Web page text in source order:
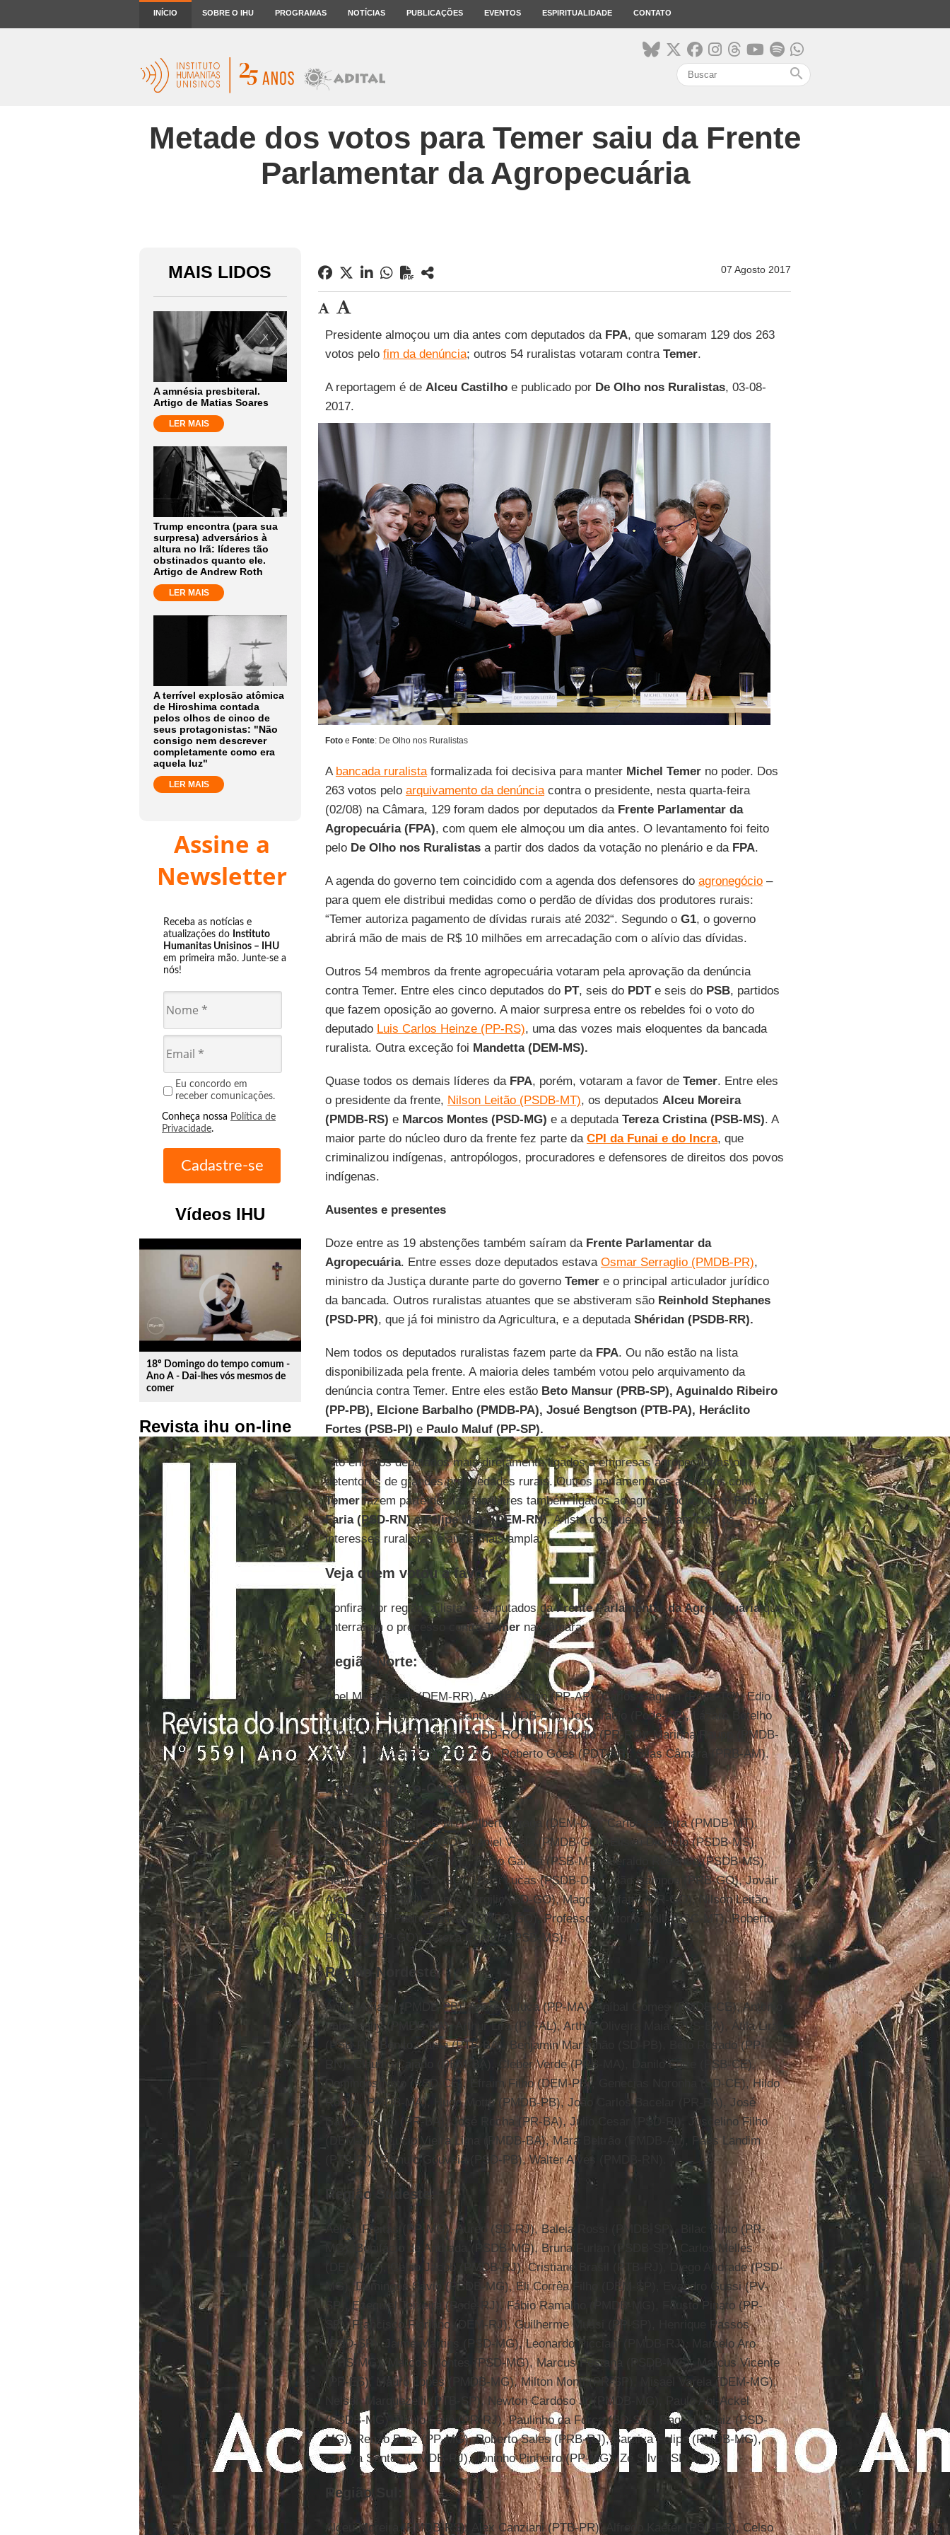
INÍCIO SOBRE O IHU PROGRAMAS NOTÍCIAS PUBLICAÇÕES EVENTOS ESPIRITUALIDADE CONTATO
search
Metade dos votos para Temer saiu da Frente
Parlamentar da Agropecuária
MAIS LIDOS
A amnésia presbiteral.
Artigo de Matias Soares
LER MAIS
Trump encontra (para sua
surpresa) adversários à
altura no Irã: líderes tão
obstinados quanto ele.
Artigo de Andrew Roth
LER MAIS
A terrível explosão atômica
de Hiroshima contada
pelos olhos de cinco de
seus protagonistas: "Não
consigo nem descrever
completamente como era
aquela luz"
LER MAIS
Assine a
Newsletter
Receba as notícias e
atualizações do Instituto
Humanitas Unisinos – IHU
em primeira mão. Junte-se a
nós!
Eu concordo em
receber comunicações.
Conheça nossa Política de
Privacidade.
Vídeos IHU
play_circle_outline
18º Domingo do tempo comum -
Ano A - Dai-lhes vós mesmos de
comer
Revista ihu on-line
07 Agosto 2017
Presidente almoçou um dia antes com deputados da FPA, que somaram 129 dos 263
votos pelo fim da denúncia; outros 54 ruralistas votaram contra Temer.
A reportagem é de Alceu Castilhoe publicado por De Olho nos Ruralistas, 03-08-
2017.
Fotoe Fonte: De Olho nos Ruralistas
A bancada ruralistaformalizada foi decisiva para manter Michel Temerno poder. Dos
263 votos pelo arquivamento da denúnciacontra o presidente, nesta quarta-feira
(02/08) na Câmara, 129 foram dados por deputados da Frente Parlamentar da
Agropecuária (FPA), com quem ele almoçou um dia antes. O levantamento foi feito
pelo De Olho nos Ruralistasa partir dos dados da votação no plenário e da FPA.
A agenda do governo tem coincidido com a agenda dos defensores do agronegócio–
para quem ele distribui medidas como o perdão de dívidas dos produtores rurais:
“Temer autoriza pagamento de dívidas rurais até 2032“. Segundo o G1, o governo
abrirá mão de mais de R$ 10 milhões em arrecadação com o alívio das dívidas.
Outros 54 membros da frente agropecuária votaram pela aprovação da denúncia
contra Temer. Entre eles cinco deputados do PT, seis do PDTe seis do PSB, partidos
que fazem oposição ao governo. A maior surpresa entre os rebeldes foi o voto do
deputado Luis Carlos Heinze (PP-RS), uma das vozes mais eloquentes da bancada
ruralista. Outra exceção foi Mandetta (DEM-MS).
Quase todos os demais líderes da FPA, porém, votaram a favor de Temer. Entre eles
o presidente da frente, Nilson Leitão (PSDB-MT), os deputados Alceu Moreira
(PMDB-RS) e Marcos Montes (PSD-MG) e a deputada Tereza Cristina (PSB-MS). A
maior parte do núcleo duro da frente fez parte da CPI da Funai e do Incra, que
criminalizou indígenas, antropólogos, procuradores e defensores de direitos dos povos
indígenas.
Ausentes e presentes
Doze entre as 19 abstenções também saíram da Frente Parlamentar da
Agropecuária. Entre esses doze deputados estava Osmar Serraglio (PMDB-PR),
ministro da Justiça durante parte do governo Temere o principal articulador jurídico
da bancada. Outros ruralistas atuantes que se abstiveram são Reinhold Stephanes
(PSD-PR), que já foi ministro da Agricultura, e a deputada Shéridan (PSDB-RR).
Nem todos os deputados ruralistas fazem parte da FPA. Ou não estão na lista
disponibilizada pela frente. A maioria deles também votou pelo arquivamento da
denúncia contra Temer. Entre eles estão Beto Mansur (PRB-SP), Aguinaldo Ribeiro
(PP-PB), Elcione Barbalho (PMDB-PA), Josué Bengtson (PTB-PA), Heráclito
Fortes (PSB-PI) e Paulo Maluf (PP-SP).
Isto entre os deputados mais diretamente ligados a empresas agropecuárias ou
detentores de grandes propriedades rurais. Outros parlamentares alinhados com
Temerfazem parte de clãs familiares também ligados ao agronegócio, comoFábio
Faria (PSD-RN)eFelipe Maia (DEM-RN). A lista dos que se alinham com os
interesses ruralistas é ainda mais ampla.
Veja quem votou a favor
Confira, por região, a lista de deputados daFrente Parlamentar da Agropecuáriaque
enterraram o processo contraTemerna Câmara:
Região Norte:
Abel Mesquita Jr (DEM-RR), André Abdon (PP-AP), Carlos Gaguim (Pode-TO), Edio
Lopes (PR-RR), Jéssica Santos (PMDB-AC), Josi Araújo (Pode-AP), Lázaro Botelho
(PP-TO), Lucio Mosquini (PMDB-RO), Luiz Cláudio (PR-RO), Marinha Raupp (PMDB-
RO), Nilton Capixaba (PTB-RO), Roberto Góes (PDT-AP), Silas Câmara (PRB-AM).
Região Centro-Oeste:
Adilton Sachetti (PSB-MT), Alberto Fraga (DEM-DF), Carlos Bezerra (PMDB-MT),
Célio Silveira (PSDB-GO), Daniel Vilela (PMDB-GO), Eliseu Dionizio (PSDB-MS),
Ezequiel Fonseca (PP-MT), Fabio Garcia (PSB-MT), Geraldo Resende (PSDB-MS),
Heuler Cruvinel (PSD-GO), Izalci Lucas (PSDB-DF), João Campos (PRB-GO), Jovair
Arantes (PTB-GO), Lucas Vergilio (SD-GO), Magda Mofatto (PR-GO), Nilson Leitão
(PSDB-MT), Pedro Chaves (PMDB-GO), Professor Victorio Galli (PSC-MT), Roberto
Balestra (PP-GO), Tereza Cristina (PSB-MS).
Região Nordeste:
André Amaral (PMDB-PB), André Fufuca (PP-MA), Aníbal Gomes (PMDB-CE), Antonio
Imbassahy (PMDB-BA), Arthur Lira (PP-AL), Arthur Oliveira Maia (PPS-BA), Átila Lira
(PSB-PI), Benito Gama (PTB-BA), Benjamin Maranhão (SD-PB), Beto Rosado (PP-
RN), Claudio Cajado (DEM-BA), Cleber Verde (PRB-MA), Danilo Forte (PSB-CE),
Domingos Neto (PSD-CE), Efraim Filho (DEM-PB), Genecias Noronha (SD-CE), Hildo
Rocha (PMDB-MA), Hugo Motta (PMDB-PB), João Carlos Bacelar (PR-BA), José
Carlos Araújo (PR-BA), José Rocha (PR-BA), Julio Cesar (PSD-PI), Juscelino Filho
(DEM-MA), Lucio Vieira Lima (PMDB-BA), Mara Beltrão (PMDB-AL), Paes Landim
(PTB-PI), Rômulo Gouveia (PSD-PB), Walter Alves (PMDB-RN).
Região Sudeste:
Aelton Freitas (PP-MG), Aureo (SD-RJ), Baleia Rossi (PMDB-SP), Bilac Pinto (PR-
MG), Bonifácio de Andrada (PSDB-MG), Bruna Furlan (PSDB-SP), Carlos Melles
(DEM-MG), Celso Jacob (PMDB-RJ), Cristiane Brasil (PTB-RJ), Diego Andrade (PSD-
MG), Domingos Sávio (PSDB-MG), Eli Corrêa Filho (DEM-SP), Evandro Gussi (PV-
SP), Ezequiel Teixeira (Pode-RJ), Fábio Ramalho (PMDB-MG), Fausto Pinato (PP-
SP), Francisco Floriano (DEM-RJ), Guilherme Mussi (PP-SP), Henrique Passos
(PSD-SP), Jaime Martins (PSD-MG), Leonardo Picciani (PMDB-RJ), Marcelo Aro
(PHS-MG), Marcos Montes (PSD-MG), Marcus Pestana (PSDB-MG), Marcus Vicente
(PP-ES), Mauro Lopes (PMDB-MG), Milton Monti (PR-SP), Misael Varela (DEM-MG),
Nelson Marquezelli (PTB-SP), Newton Cardoso Jr (PMDB-MG), Paulo Abi-Ackel
(PSDB-MG), Paulo Feijó (PR-RJ), Paulinho da Força (SD-SP), Raquel Muniz (PSD-
MG), Renzo Braz (PP-MG), Roberto Sales (PRB-RJ), Saraiva Felipe (PMDB-MG),
Soraya Santos (PMDB-RJ), Toninho Pinheiro (PP-MG), Zé Silva (SD-MG).
Região Sul:
Alceu Moreira (PMDB-RS), Alex Canziani (PTB-PR), Alfredo Kaefer (PSL-PR), Celso